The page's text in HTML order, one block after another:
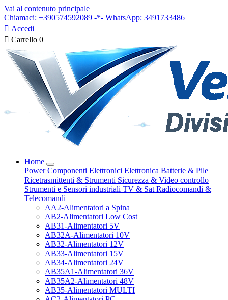
Vai al contenuto principale
Chiamaci: +390574592089 -*- WhatsApp: 3491733486
 Accedi
 Carrello 0
Home
PowerComponenti Elettronici Elettronica Batterie & Pile
Ricetrasmittenti & Strumenti Sicurezza & Video controllo
Strumenti e Sensori industriali TV & Sat Radiocomandi &
Telecomandi
AA2-Alimentatori a Spina
AB2-Alimentatori Low Cost
AB31-Alimentatori 5V
AB32A-Alimentatori 10V
AB32-Alimentatori 12V
AB33-Alimentatori 15V
AB34-Alimentatori 24V
AB35A1-Alimentatori 36V
AB35A2-Alimentatori 48V
AB35-Alimentatori MULTI